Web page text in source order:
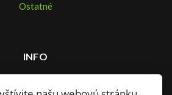
Ostatné
INFO
Makléri